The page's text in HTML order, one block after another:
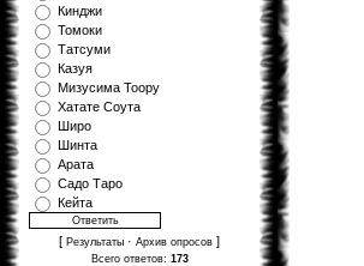
Кинджи
Томоки
Татсуми
Казуя
Мизуcима Тоору
Хатате Соута
Широ
Шинта
Арата
Садо Таро
Кейта
[ Результаты · Архив опросов ]
Всего ответов: 173